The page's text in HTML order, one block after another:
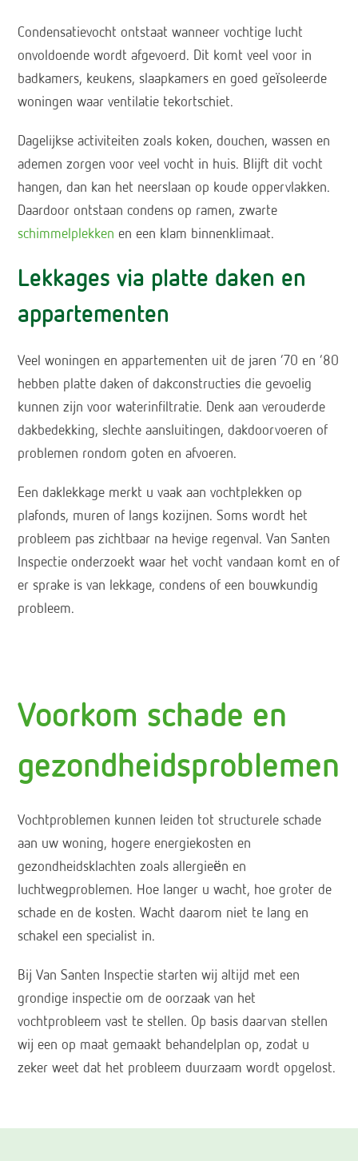
Condensatievocht ontstaat wanneer vochtige lucht
onvoldoende wordt afgevoerd. Dit komt veel voor in
badkamers, keukens, slaapkamers en goed geïsoleerde
woningen waar ventilatie tekortschiet.
Dagelijkse activiteiten zoals koken, douchen, wassen en
ademen zorgen voor veel vocht in huis. Blijft dit vocht
hangen, dan kan het neerslaan op koude oppervlakken.
Daardoor ontstaan condens op ramen, zwarte
schimmelplekken en een klam binnenklimaat.
Lekkages via platte daken en
appartementen
Veel woningen en appartementen uit de jaren ’70 en ’80
hebben platte daken of dakconstructies die gevoelig
kunnen zijn voor waterinfiltratie. Denk aan verouderde
dakbedekking, slechte aansluitingen, dakdoorvoeren of
problemen rondom goten en afvoeren.
Een daklekkage merkt u vaak aan vochtplekken op
plafonds, muren of langs kozijnen. Soms wordt het
probleem pas zichtbaar na hevige regenval. Van Santen
Inspectie onderzoekt waar het vocht vandaan komt en of
er sprake is van lekkage, condens of een bouwkundig
probleem.
Voorkom schade en
gezondheidsproblemen
Vochtproblemen kunnen leiden tot structurele schade
aan uw woning, hogere energiekosten en
gezondheidsklachten zoals allergieën en
luchtwegproblemen. Hoe langer u wacht, hoe groter de
schade en de kosten. Wacht daarom niet te lang en
schakel een specialist in.
Bij Van Santen Inspectie starten wij altijd met een
grondige inspectie om de oorzaak van het
vochtprobleem vast te stellen. Op basis daarvan stellen
wij een op maat gemaakt behandelplan op, zodat u
zeker weet dat het probleem duurzaam wordt opgelost.